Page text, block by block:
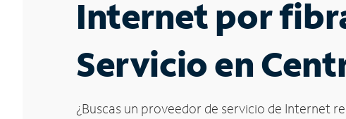
Internet por
Servicio en
¿Buscas un proveedor de servicio de Internet